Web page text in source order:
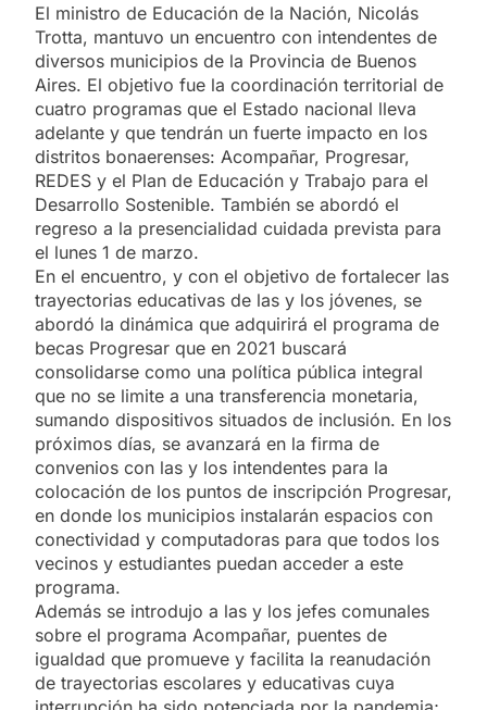
El ministro de Educación de la Nación, Nicolás
Trotta, mantuvo un encuentro con intendentes de
diversos municipios de la Provincia de Buenos
Aires. El objetivo fue la coordinación territorial de
cuatro programas que el Estado nacional lleva
adelante y que tendrán un fuerte impacto en los
distritos bonaerenses: Acompañar, Progresar,
REDES y el Plan de Educación y Trabajo para el
Desarrollo Sostenible. También se abordó el
regreso a la presencialidad cuidada prevista para
el lunes 1 de marzo.
En el encuentro, y con el objetivo de fortalecer las
trayectorias educativas de las y los jóvenes, se
abordó la dinámica que adquirirá el programa de
becas Progresar que en 2021 buscará
consolidarse como una política pública integral
que no se limite a una transferencia monetaria,
sumando dispositivos situados de inclusión. En los
próximos días, se avanzará en la firma de
convenios con las y los intendentes para la
colocación de los puntos de inscripción Progresar,
en donde los municipios instalarán espacios con
conectividad y computadoras para que todos los
vecinos y estudiantes puedan acceder a este
programa.
Además se introdujo a las y los jefes comunales
sobre el programa Acompañar, puentes de
igualdad que promueve y facilita la reanudación
de trayectorias escolares y educativas cuya